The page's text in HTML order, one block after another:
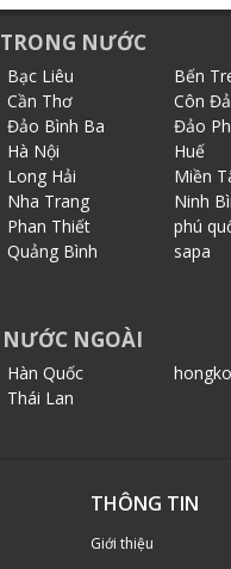
TRONG NƯỚC
Bạc Liêu
Bến
Cần Thơ
Côn
Đảo Bình Ba
Đảo
Hà Nội
Huế
Long Hải
Miền
Nha Trang
Ninh
Phan Thiết
phú
Quảng Bình
sapa
NƯỚC NGOÀI
Hàn Quốc
Thái Lan
THÔNG TIN
Giới thiệu